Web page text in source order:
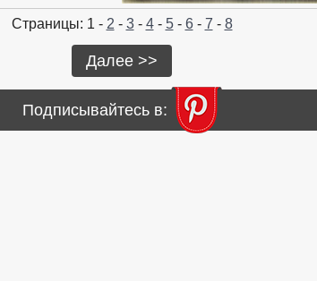
Страницы: 1 - 2 - 3- 4- 5- 6- 7 - 8
Далее >>
Подписывайтесь в: